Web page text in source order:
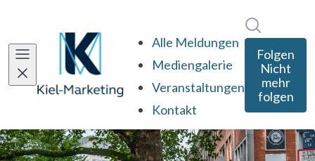
Alle Meldungen
Mediengalerie
Veranstaltungen
Kontakt
Folgen
Nicht
mehr
folgen